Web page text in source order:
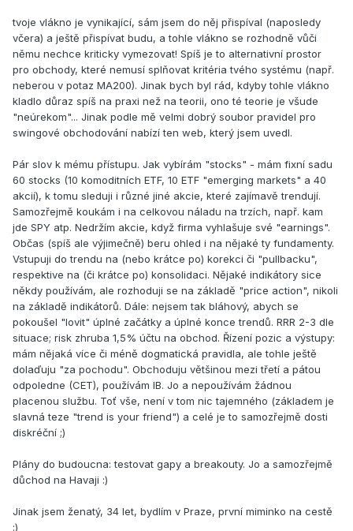
tvoje vlákno je vynikající, sám jsem do něj přispíval (naposledy
včera) a ještě přispívat budu, a tohle vlákno se rozhodně vůči
němu nechce kriticky vymezovat! Spíš je to alternativní prostor
pro obchody, které nemusí splňovat kritéria tvého systému (např.
neberou v potaz MA200). Jinak bych byl rád, kdyby tohle vlákno
kladlo důraz spíš na praxi než na teorii, ono té teorie je všude
"neúrekom"... Jinak podle mě velmi dobrý soubor pravidel pro
swingové obchodování nabízí ten web, který jsem uvedl.
Pár slov k mému přístupu. Jak vybírám "stocks" - mám fixní sadu
60 stocks (10 komoditních ETF, 10 ETF "emerging markets" a 40
akcií), k tomu sleduji i různé jiné akcie, které zajímavě trendují.
Samozřejmě koukám i na celkovou náladu na trzích, např. kam
jde SPY atp. Nedržím akcie, když firma vyhlašuje své "earnings".
Občas (spíš ale výjimečně) beru ohled i na nějaké ty fundamenty.
Vstupuji do trendu na (nebo krátce po) korekci či "pullbacku",
respektive na (či krátce po) konsolidaci. Nějaké indikátory sice
někdy používám, ale rozhoduji se na základě "price action", nikoli
na základě indikátorů. Dále: nejsem tak bláhový, abych se
pokoušel "lovit" úplné začátky a úplné konce trendů. RRR 2-3 dle
situace; risk zhruba 1,5% účtu na obchod. Řízení pozic a výstupy:
mám nějaká více či méně dogmatická pravidla, ale tohle ještě
dolaďuju "za pochodu". Obchoduju většinou mezi třetí a pátou
odpoledne (CET), používám IB. Jo a nepoužívám žádnou
placenou službu. Toť vše, není v tom nic tajemného (základem je
slavná teze "trend is your friend") a celé je to samozřejmě dosti
diskréční ;)
Plány do budoucna: testovat gapy a breakouty. Jo a samozřejmě
důchod na Havaji :)
Jinak jsem ženatý, 34 let, bydlím v Praze, první miminko na cestě
:)